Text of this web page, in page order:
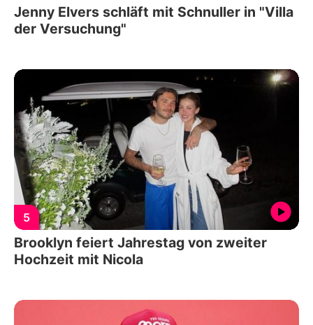
Jenny Elvers schläft mit Schnuller in "Villa
der Versuchung"
5
Brooklyn feiert Jahrestag von zweiter
Hochzeit mit Nicola